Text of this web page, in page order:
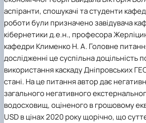
аспіранти, спошукачі та студенти
роботи були призначено завідувача
кібернетики д.е.н., професора
кафедри Клименко Н. А. Головне
дослідженні це суспільна доцільність
використання каскаду Дніпровських
стані. На це питання автор дає
загального негативного
водосховищ, оціненого в грошовому
USD в цінах 2020 року щорічно, що